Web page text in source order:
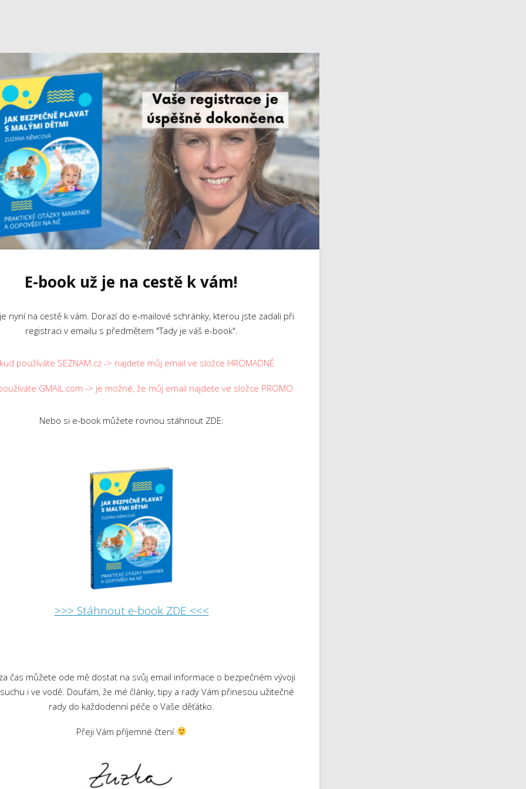
E-book už je na cestě k vám!
nyní na cestě k vám. Dorazí do e-mailové schránky, kterou jste zadali při
registraci v emailu s předmětem "Tady je váš e-book".
používáte SEZNAM.cz -> najdete můj email ve složce HROMADNÉ
GMAIL.com -> je možné, že můj email najdete ve složce PROMO
Nebo si e-book můžete rovnou stáhnout ZDE:
>>> Stáhnout e-book ZDE <<<
čas můžete ode mě dostat na svůj email informace o bezpečném vývoji
i ve vodě. Doufám, že mé články, tipy a rady Vám přinesou užitečné
rady do každodenní péče o Vaše děťátko.
Přeji Vám příjemné čtení